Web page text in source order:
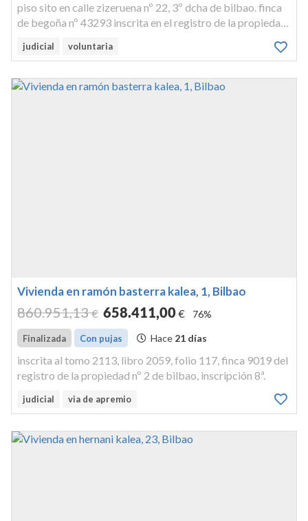
piso sito en calle zizeruena nº 22, 3º dcha de bilbao. finca
de begoña nº 43293 inscrita en el registro de la propiedad
judicial voluntaria
Vivienda en ramón basterra kalea, 1, Bilbao
860.951,13 € 658.411,00€ 76%
Finalizada Con pujas Hace 21 días
inscrita al tomo 2113, libro 2059, folio 117, finca 9019 del
registro de la propiedad nº 2 de bilbao, inscripción 8ª.
judicial via de apremio